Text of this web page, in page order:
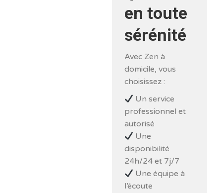
en toute
sérénité
Avec Zen à
domicile, vous
choisissez :
Un service
professionnel et
autorisé
Une
disponibilité
24h/24 et 7j/7
Une équipe à
l’écoute